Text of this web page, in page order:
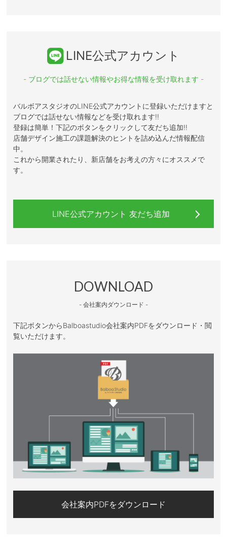
LINE公式アカウント
- ブログでは話せない情報やお得な情報を受け取れます -
バルボアスタジオのLINE公式アカウントに登録いただけますと
ブログでは話せない情報などを受け取れます!!
登録は簡単！下記のボタンをクリックして友だち追加!!
店舗デザイン施工の課題解決のヒントを詰め込んだ情報配信
中。
これから開業されたり、新店舗をお考えの方々にオススメで
す。
LINE公式アカウント 友だち追加
DOWNLOAD
- 会社案内ダウンロード -
下記ボタンからBalboastudio会社案内PDFをダウンロード・閲
覧いただけます。
会社案内PDFをダウンロード